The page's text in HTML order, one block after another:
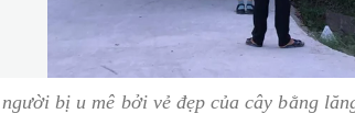
bị u mê bởi vẻ đẹp của cây bằng